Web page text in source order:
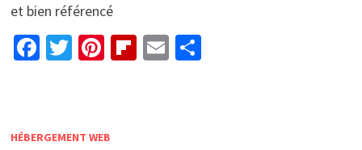
et bien référencé
Facebook
Twitter
Pinterest
Flipboard
EmailPartager
HÉBERGEMENT WEB